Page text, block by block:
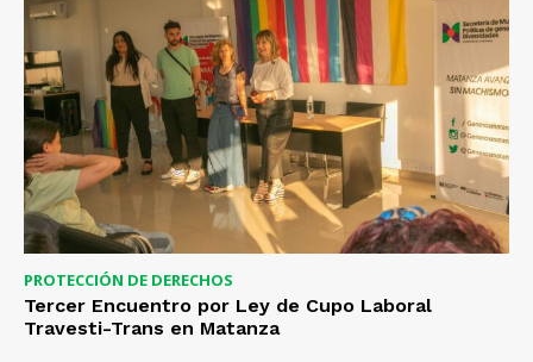
PROTECCIÓN DE DERECHOS
Tercer Encuentro por Ley de Cupo Laboral
Travesti-Trans en Matanza